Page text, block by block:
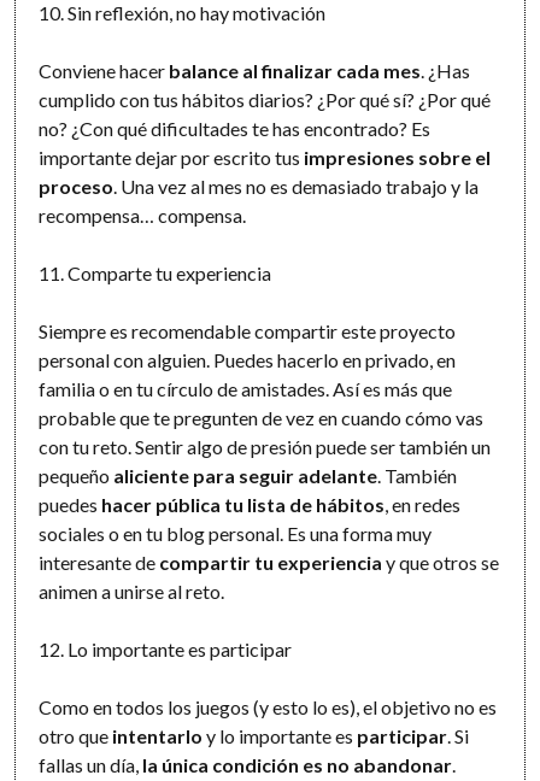
10. Sin reflexión, no hay motivación
Conviene hacer balance al finalizar cada mes. ¿Has
cumplido con tus hábitos diarios? ¿Por qué sí? ¿Por qué
no? ¿Con qué dificultades te has encontrado? Es
importante dejar por escrito tus impresiones sobre el
proceso. Una vez al mes no es demasiado trabajo y la
recompensa… compensa.
11. Comparte tu experiencia
Siempre es recomendable compartir este proyecto
personal con alguien. Puedes hacerlo en privado, en
familia o en tu círculo de amistades. Así es más que
probable que te pregunten de vez en cuando cómo vas
con tu reto. Sentir algo de presión puede ser también un
pequeño aliciente para seguir adelante. También
puedes hacer pública tu lista de hábitos, en redes
sociales o en tu blog personal. Es una forma muy
interesante de compartir tu experiencia y que otros se
animen a unirse al reto.
12. Lo importante es participar
Como en todos los juegos (y esto lo es), el objetivo no es
otro que intentarlo y lo importante es participar. Si
fallas un día, la única condición es no abandonar.